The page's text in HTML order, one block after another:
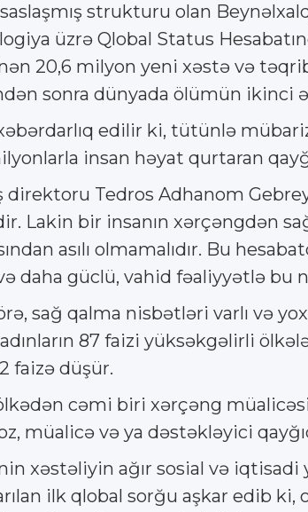
strukturu olan
üzrə Qlobal Status
20,6 milyon yeni xəstə və
sonra dünyada ölümün ikinci
edilir ki, tütünlə
insan həyat qurtaran
direktoru Tedros Adhanom
Lakin bir insanın xərçəngdən
asılı olmamalıdır. Bu
daha güclü, vahid fəaliyyətlə bu
sağ qalma nisbətləri varlı və
87 faizi yüksəkgəlirli
faizə düşür.
cəmi biri xərçəng
müalicə və ya dəstəkləyici
xəstəliyin ağır sosial və
ilk qlobal sorğu aşkar edib